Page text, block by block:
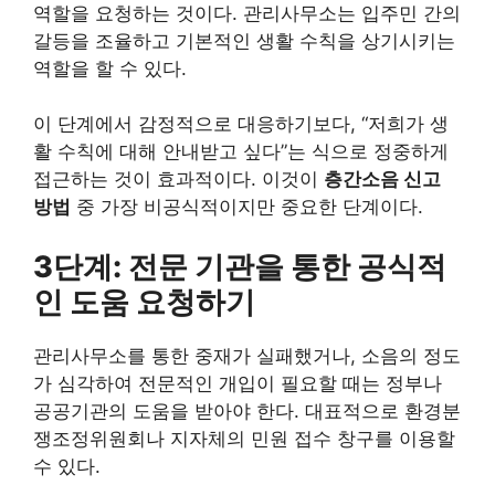
역할을 요청하는 것이다. 관리사무소는 입주민 간의
갈등을 조율하고 기본적인 생활 수칙을 상기시키는
역할을 할 수 있다.
이 단계에서 감정적으로 대응하기보다, “저희가 생
활 수칙에 대해 안내받고 싶다”는 식으로 정중하게
접근하는 것이 효과적이다. 이것이 층간소음 신고
방법 중 가장 비공식적이지만 중요한 단계이다.
3단계: 전문 기관을 통한 공식적
인 도움 요청하기
관리사무소를 통한 중재가 실패했거나, 소음의 정도
가 심각하여 전문적인 개입이 필요할 때는 정부나
공공기관의 도움을 받아야 한다. 대표적으로 환경분
쟁조정위원회나 지자체의 민원 접수 창구를 이용할
수 있다.